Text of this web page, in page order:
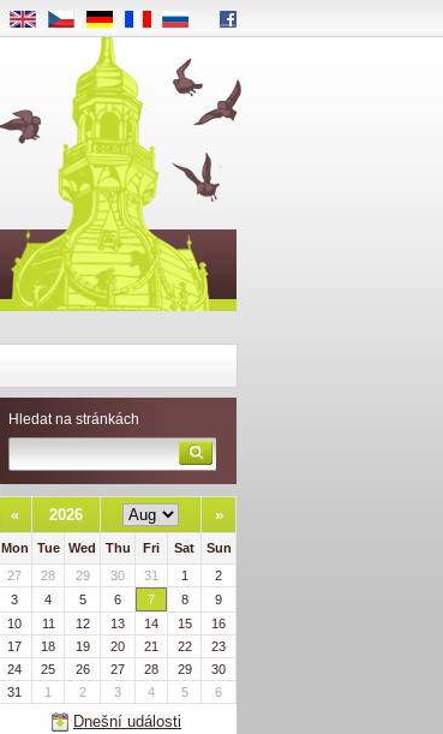
Hledat na stránkách
« 2026 »
Mon Tue Wed Thu Fri Sat
Sun
27
28 29 30 31 1
2
3
4 5 6 7 8
9
10
11 12 13 14 15
16
17
18 19 20 21 22
23
24
25 26 27 28 29
30
31
1 2 3 4 5 6
Dnešní události
EN CS DE RU